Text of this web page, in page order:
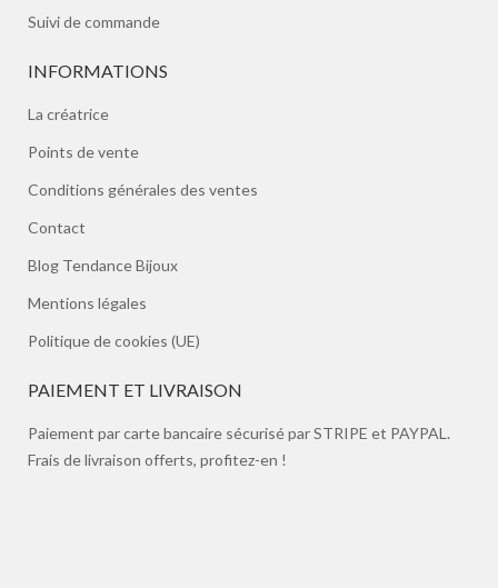
Suivi de commande
INFORMATIONS
La créatrice
Points de vente
Conditions générales des ventes
Contact
Blog Tendance Bijoux
Mentions légales
Politique de cookies (UE)
PAIEMENT ET LIVRAISON
Paiement par carte bancaire sécurisé par STRIPE et PAYPAL.
Frais de livraison offerts, profitez-en !